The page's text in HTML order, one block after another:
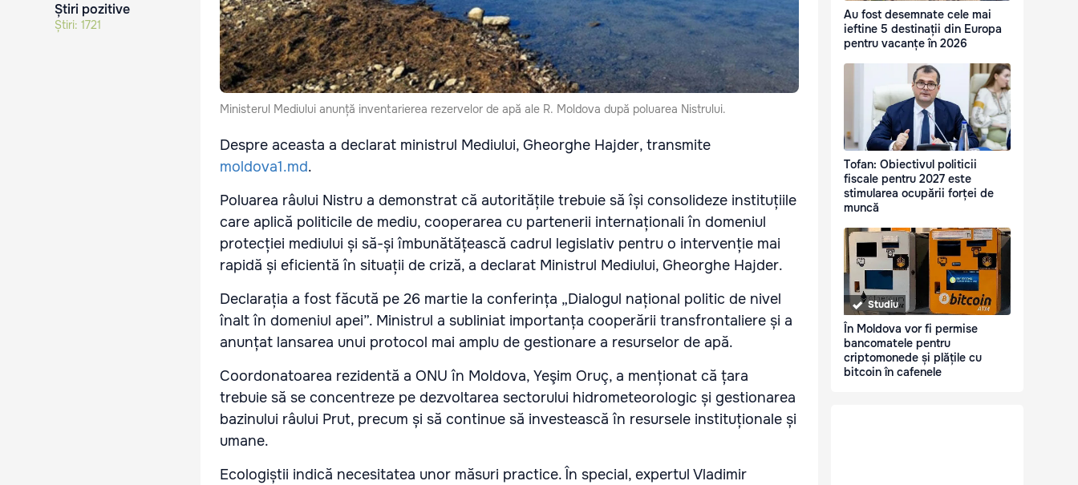
Știri pozitive
Știri: 1721
Ministerul Mediului anunță inventarierea rezervelor de apă ale R. Moldova după poluarea Nistrului.
Despre aceasta a declarat ministrul Mediului, Gheorghe Hajder, transmite
moldova1.md.
Poluarea râului Nistru a demonstrat că autoritățile trebuie să își consolideze instituțiile
care aplică politicile de mediu, cooperarea cu partenerii internaționali în domeniul
protecției mediului și să-și îmbunătățească cadrul legislativ pentru o intervenție mai
rapidă și eficientă în situații de criză, a declarat Ministrul Mediului, Gheorghe Hajder.
Declarația a fost făcută pe 26 martie la conferința „Dialogul național politic de nivel
înalt în domeniul apei”. Ministrul a subliniat importanța cooperării transfrontaliere și a
anunțat lansarea unui protocol mai amplu de gestionare a resurselor de apă.
Coordonatoarea rezidentă a ONU în Moldova, Yeşim Oruç, a menționat că țara
trebuie să se concentreze pe dezvoltarea sectorului hidrometeorologic și gestionarea
bazinului râului Prut, precum și să continue să investească în resursele instituționale și
umane.
Ecologiștii indică necesitatea unor măsuri practice. În special, expertul Vladimir
Au fost desemnate cele mai
ieftine 5 destinații din Europa
pentru vacanțe în 2026
Tofan: Obiectivul politicii
fiscale pentru 2027 este
stimularea ocupării forței de
muncă
Studiu
În Moldova vor fi permise
bancomatele pentru
criptomonede și plățile cu
bitcoin în cafenele